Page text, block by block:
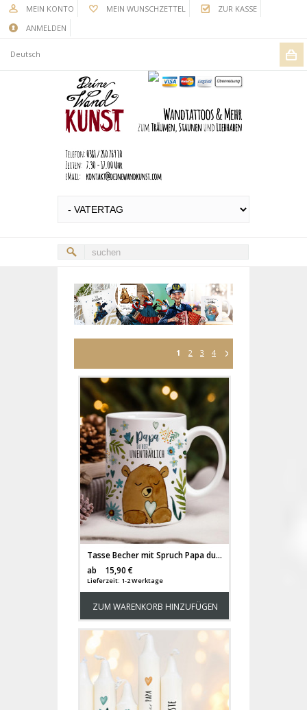
MEIN KONTO MEIN WUNSCHZETTEL
ZUR KASSE
ANMELDEN
Deutsch
1 2 3 4
Tasse Becher mit Spruch Papa du bist unentbärlich Tassemotiv Bär Tiere Kaffeebecher Kaffeetasse Geschenk Spruchbecher ts2139
ab
15,90 €
Lieferzeit: 1-2 Werktage
ZUM WARENKORB HINZUFÜGEN